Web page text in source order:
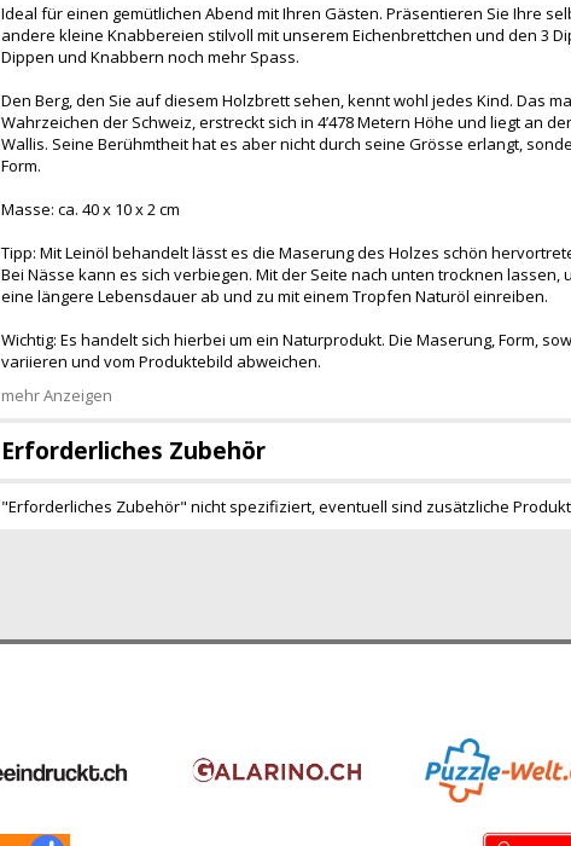
Ideal für einen gemütlichen Abend mit Ihren Gästen. Präsentieren Sie Ihre
andere kleine Knabbereien stilvoll mit unserem Eichenbrettchen und den 3
Dippen und Knabbern noch mehr Spass.
Den Berg, den Sie auf diesem Holzbrett sehen, kennt wohl jedes Kind. Das
Wahrzeichen der Schweiz, erstreckt sich in 4’478 Metern Höhe und liegt an
Wallis. Seine Berühmtheit hat es aber nicht durch seine Grösse erlangt,
Form.
Masse: ca. 40 x 10 x 2 cm
Tipp: Mit Leinöl behandelt lässt es die Maserung des Holzes schön
Bei Nässe kann es sich verbiegen. Mit der Seite nach unten trocknen lassen,
eine längere Lebensdauer ab und zu mit einem Tropfen Naturöl einreiben.
Wichtig: Es handelt sich hierbei um ein Naturprodukt. Die Maserung, Form,
variieren und vom Produktebild abweichen.
mehr Anzeigen
Erforderliches Zubehör
"Erforderliches Zubehör" nicht spezifiziert, eventuell sind zusätzliche